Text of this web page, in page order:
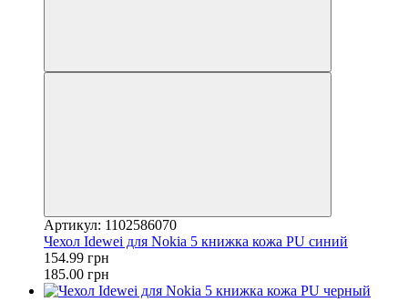
Артикул: 1102586070
Чехол Idewei для Nokia 5 книжка кожа PU синий
154.99 грн
185.00 грн